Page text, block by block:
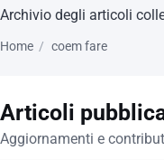
Archivio degli articoli
Home coem fare
Articoli
Aggiornamenti e